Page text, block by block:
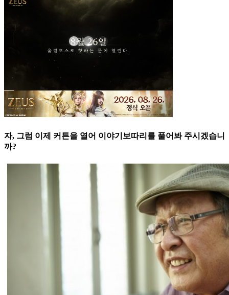
자, 그럼 이제 커튼을 열어 이야기보따리를 풀어봐 주시겠습니
까?